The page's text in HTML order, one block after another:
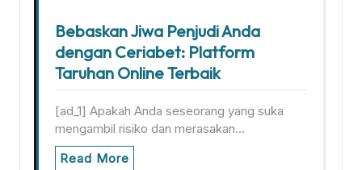
Bebaskan Jiwa Penjudi Anda
dengan Ceriabet: Platform
Taruhan Online Terbaik
[ad_1] Apakah Anda seseorang yang suka
mengambil risiko dan merasakan…
Read More